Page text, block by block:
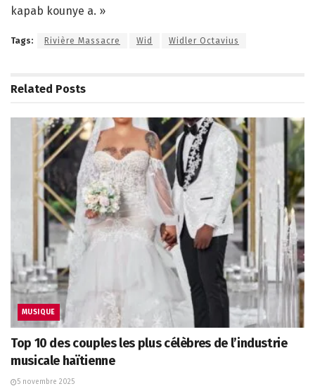
kapab kounye a. »
Tags: Rivière Massacre Wid Widler Octavius
Related Posts
MUSIQUE
Top 10 des couples les plus célèbres de l’industrie
musicale haïtienne
5 novembre 2025